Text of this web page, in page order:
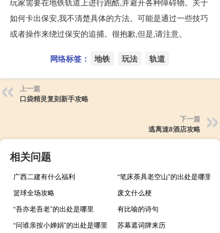
如何卡出保安,我不清楚具体的方法。可能是通过一些技巧
或者操作来绕过保安的追捕。很抱歉,但是,请注意。
网络标签： 地铁 玩法 轨道
上一篇
口袋精灵复刻新手攻略
下一篇
逃离速8酒店攻略
相关问题
广西二建有什么福利
“笔床荼具老空山”的出处是哪里
篮球全场攻略
废文什么梗
“吾亦老吾老”的出处是哪里
有比喻的诗句
“问谁亲按小婵娟”的出处是哪里
苏幕遮词牌来历